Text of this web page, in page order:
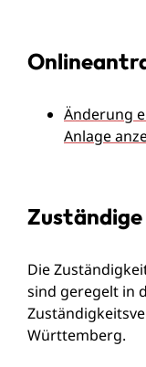
Änderung
Anlage
Die
sind geregelt in
Württemberg.